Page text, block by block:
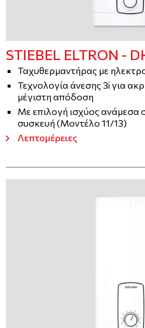
STIEBEL ELTRON -
Ταχυθερμαντήρας με
Τεχνολογία άνεσης 3i για
μέγιστη απόδοση
Με επιλογή ισχύος ανάμεσα
συσκευή (Μοντέλο 11/13)
Λεπτομέρειες